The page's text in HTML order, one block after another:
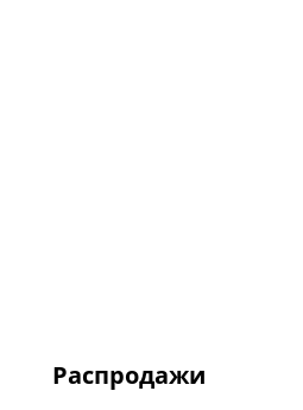
Распродажи